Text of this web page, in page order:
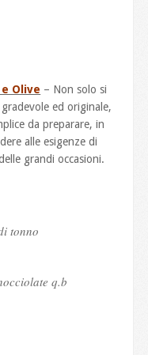
Olive – Non solo si
ed originale,
da preparare, in
alle esigenze di
grandi occasioni.
q.b